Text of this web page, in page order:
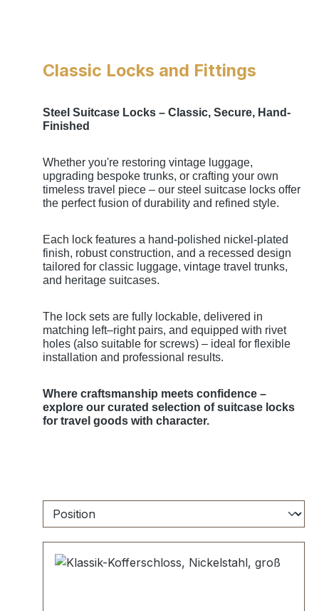
Classic Locks and Fittings
Steel Suitcase Locks – Classic, Secure, Hand-
Finished
Whether you're restoring vintage luggage,
upgrading bespoke trunks, or crafting your own
timeless travel piece – our steel suitcase locks offer
the perfect fusion of durability and refined style.
Each lock features a hand-polished nickel-plated
finish, robust construction, and a recessed design
tailored for classic luggage, vintage travel trunks,
and heritage suitcases.
The lock sets are fully lockable, delivered in
matching left–right pairs, and equipped with rivet
holes (also suitable for screws) – ideal for flexible
installation and professional results.
Where craftsmanship meets confidence –
explore our curated selection of suitcase locks
for travel goods with character.